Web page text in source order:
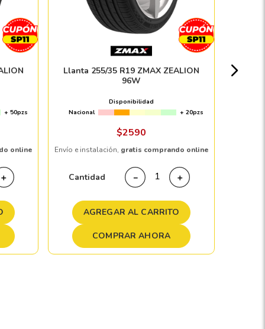
+ 50pzs
online
＋
Llanta 255/35 R19 ZMAX ZEALION
96W
Disponibilidad
Nacional
+ 20pzs
$2590
Envío e instalación, gratis comprando online
Cantidad ＋
－
AGREGAR AL CARRITO
COMPRAR AHORA